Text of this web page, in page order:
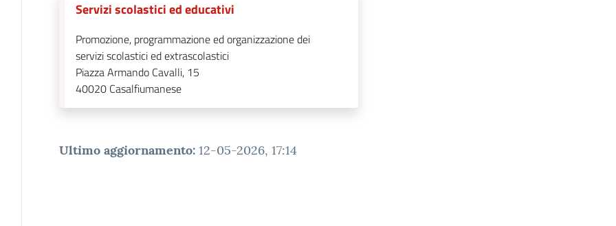
Servizi scolastici ed educativi
Promozione, programmazione ed organizzazione dei
servizi scolastici ed extrascolastici
Piazza Armando Cavalli, 15
40020 Casalfiumanese
Ultimo aggiornamento: 12-05-2026, 17:14